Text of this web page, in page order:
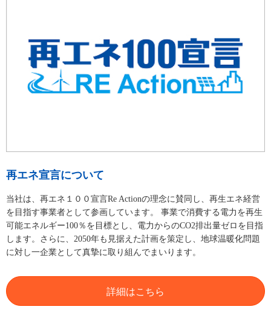
再エネ宣言について
当社は、再エネ１００宣言Re Actionの理念に賛同し、再生エネ経営
を目指す事業者として参画しています。 事業で消費する電力を再生
可能エネルギー100％を目標とし、電力からのCO2排出量ゼロを目指
します。さらに、2050年も見据えた計画を策定し、地球温暖化問題
に対し一企業として真摯に取り組んでまいります。
詳細はこちら